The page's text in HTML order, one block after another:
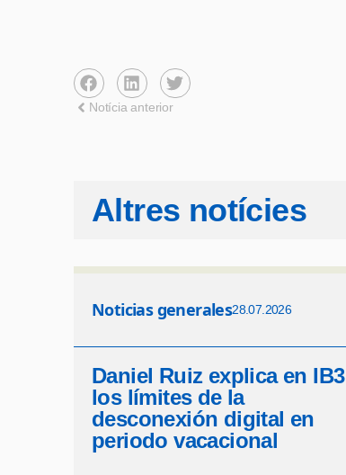
Notícia anterior
Altres notícies
Noticias generales28.07.2026
Daniel Ruiz explica en IB3
los límites de la
desconexión digital en
periodo vacacional